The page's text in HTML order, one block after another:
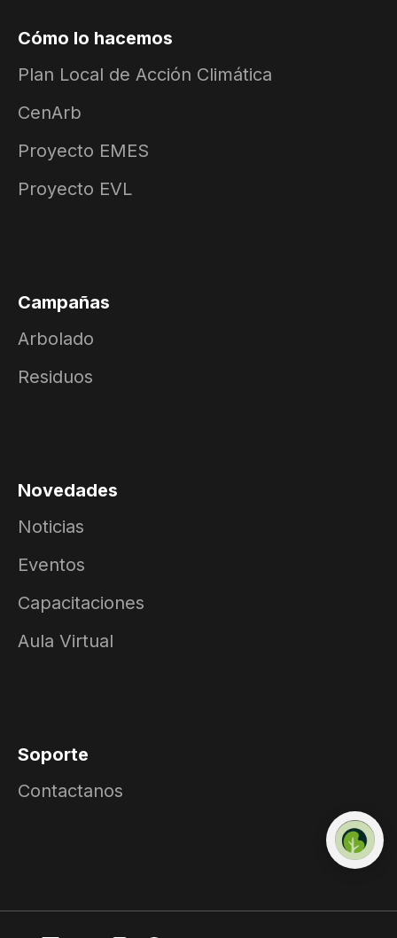
Cómo lo hacemos
Plan Local de Acción Climática
CenArb
Proyecto EMES
Proyecto EVL
Campañas
Arbolado
Residuos
Novedades
Noticias
Eventos
Capacitaciones
Aula Virtual
Soporte
Contactanos